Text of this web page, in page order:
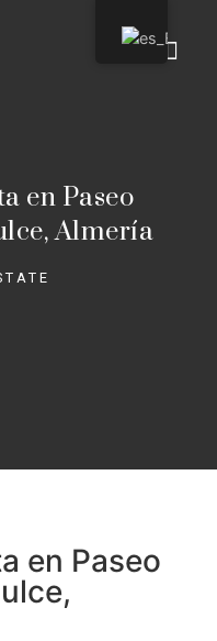
en Paseo
Almería
en Paseo